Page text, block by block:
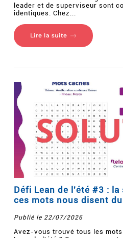
leader et de superviseur sont
identiques. Chez...
Lire la suite
Défi Lean de l'été #3 :
ces mots nous disent
Publié le 22/07/2026
Avez-vous trouvé tous les